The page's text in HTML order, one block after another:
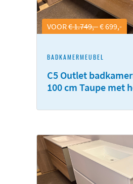
VOOR€ 1.749,-€ 699,-
BADKAMERMEUBEL
C5 Outlet
100 cm Taupe met